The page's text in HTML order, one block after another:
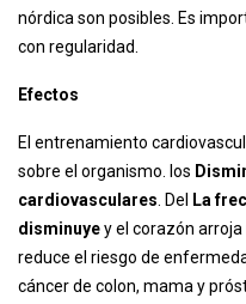
nórdica son posibles. Es
con regularidad.
Efectos
El entrenamiento
sobre el organismo. los
cardiovasculares . Del
La
disminuyey el corazón
reduce el riesgo de
cáncer de colon, mama y